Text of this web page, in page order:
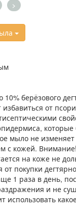
>
берёзового
от
мыло не
с кожей.
на коже не
от покупки
1 раза в день,
и не
использовать